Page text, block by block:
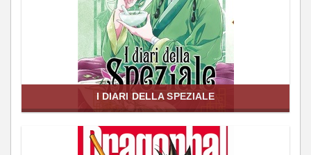
I DIARI DELLA SPEZIALE